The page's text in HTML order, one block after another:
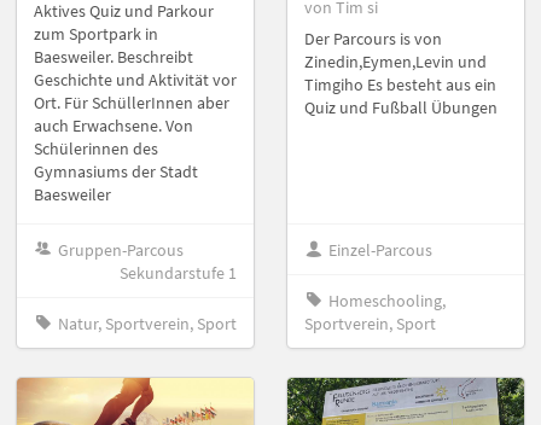
Aktives Quiz und Parkour
zum Sportpark in
Baesweiler. Beschreibt
Geschichte und Aktivität vor
Ort. Für SchüllerInnen aber
auch Erwachsene. Von
Schülerinnen des
Gymnasiums der Stadt
Baesweiler
Gruppen-Parcous
Sekundarstufe 1
Natur, Sportverein, Sport
von Tim si
Der Parcours is von
Zinedin,Eymen,Levin und
Timgiho Es besteht aus ein
Quiz und Fußball Übungen
Einzel-Parcous
Homeschooling,
Sportverein, Sport